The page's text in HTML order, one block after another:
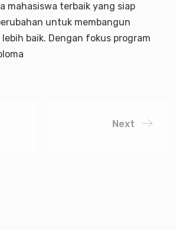
mahasiswa terbaik yang siap
untuk membangun
baik. Dengan fokus program
Next